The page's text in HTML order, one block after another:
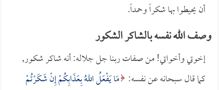
أن يحيطوا بها شكراً وحمداً.
وصف الله نفسه بالشاكر الشكور
إخوتي وأخواتي! من صفات ربنا جل جلاله: أنه شاكر شكور,
كما قال سبحانه عن نفسه: مَا يَفْعَلُ اللهُ بِعَذَابِكُمْ إِنْ شَكَرْتُمْ